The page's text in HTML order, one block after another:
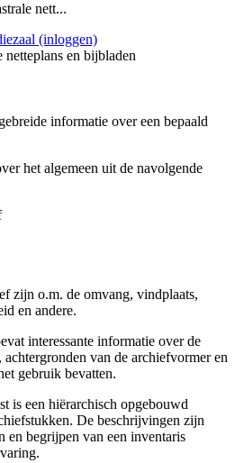
nett...
(inloggen)
netteplans en bijbladen
informatie over een bepaald
het algemeen uit de navolgende
zijn o.m. de omvang, vindplaats,
en andere.
interessante informatie over de
achtergronden van de archiefvormer en
gebruik bevatten.
is een hiërarchisch opgebouwd
De beschrijvingen zijn
en begrijpen van een inventaris